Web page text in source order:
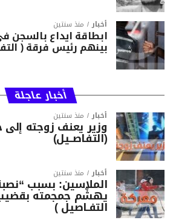
أخبار منذ سنتين
بينهم رئيس فرقة (
أخبار عاجلة
أخبار منذ سنتين
وزير يعنف زوجته
(التفاصــيل)
أخبار منذ سنتين
الملاسين: بسبب
يهشّم جمجمته
التفـاصيل )